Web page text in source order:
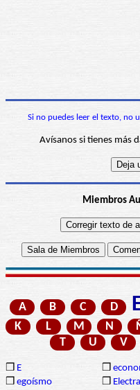
Si no puedes leer el texto, no
Avísanos si tienes más
Miembros
A B C D
K
L M N
T
U V
❒ E ❒
❒ egoísmo ❒ Electra